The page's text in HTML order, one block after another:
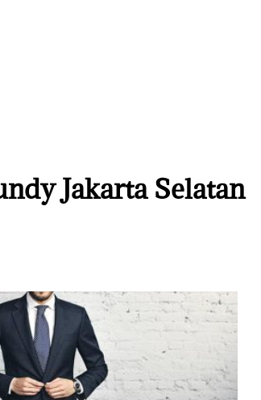
Jakarta Selatan